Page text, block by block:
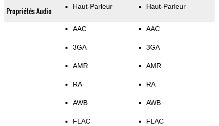
Propriétés Audio Haut-Parleur Haut-Parleur
AAC
3GA
AMR
RA
AWB
FLAC
AAC
3GA
AMR
RA
AWB
FLAC